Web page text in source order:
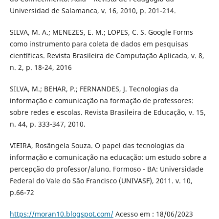
Universidad de Salamanca, v. 16, 2010, p. 201-214.
SILVA, M. A.; MENEZES, E. M.; LOPES, C. S. Google Forms
como instrumento para coleta de dados em pesquisas
científicas. Revista Brasileira de Computação Aplicada, v. 8,
n. 2, p. 18-24, 2016
SILVA, M.; BEHAR, P.; FERNANDES, J. Tecnologias da
informação e comunicação na formação de professores:
sobre redes e escolas. Revista Brasileira de Educação, v. 15,
n. 44, p. 333-347, 2010.
VIEIRA, Rosângela Souza. O papel das tecnologias da
informação e comunicação na educação: um estudo sobre a
percepção do professor/aluno. Formoso - BA: Universidade
Federal do Vale do São Francisco (UNIVASF), 2011. v. 10,
p.66-72
https://moran10.blogspot.com/Acesso em : 18/06/2023